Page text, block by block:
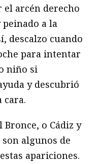
arcén derecho
peinado a la
descalzo cuando
para intentar
niño si
y descubrió
cara.
Bronce, o Cádiz y
algunos de
apariciones.